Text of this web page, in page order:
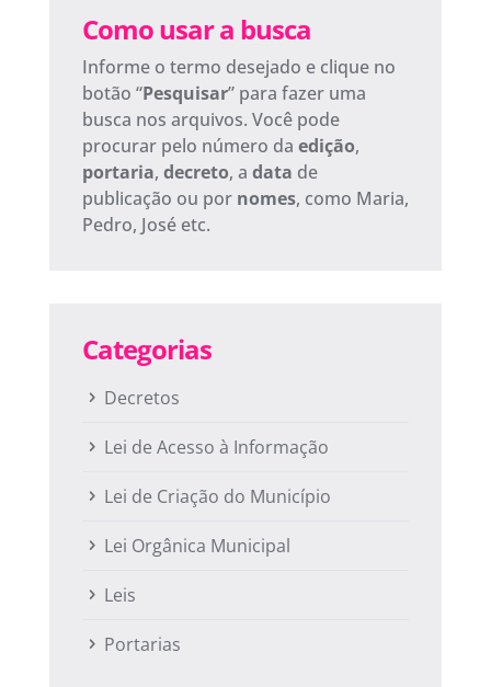
Como usar a busca
Informe o termo desejado e clique no
botão “Pesquisar” para fazer uma
busca nos arquivos. Você pode
procurar pelo número da edição,
portaria, decreto, a data de
publicação ou por nomes, como Maria,
Pedro, José etc.
Categorias
Decretos
Lei de Acesso à Informação
Lei de Criação do Município
Lei Orgânica Municipal
Leis
Portarias